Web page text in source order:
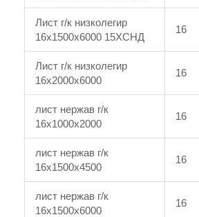
Лист г/к низколегир
16x1500x6000 15ХСНД
16
Лист г/к низколегир
16x2000x6000
16
лист нержав г/к
16x1000x2000
16
лист нержав г/к
16x1500x4500
16
лист нержав г/к
16x1500x6000
16